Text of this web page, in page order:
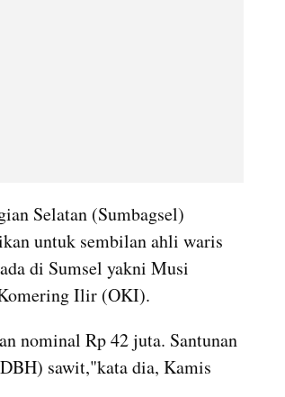
Selatan (Sumbagsel)
untuk sembilan ahli waris
di Sumsel yakni Musi
Ilir (OKI).
nominal Rp 42 juta. Santunan
sawit,"kata dia, Kamis